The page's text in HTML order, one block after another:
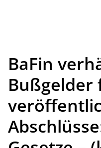
BaFin